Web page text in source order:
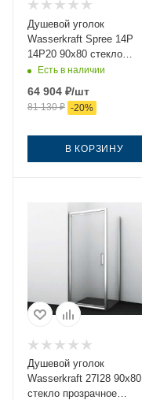
Душевой уголок
Wasserkraft Spree 14P
14P20 90х80 стекло
прозрачное профиль
Есть в наличии
64 904 ₽/шт
81 130₽ -20%
В КОРЗИНУ
Душевой уголок
Wasserkraft 27I28 90х80
стекло прозрачное